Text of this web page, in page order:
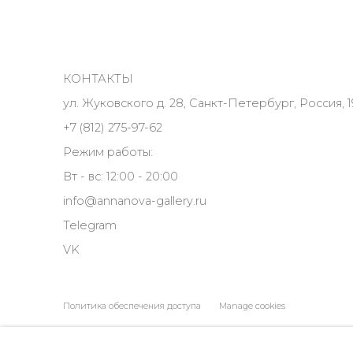
КОНТАКТЫ
ул. Жуковского д. 28, Санкт-Петербург, Россия,
+7 (812) 275-97-62
Режим работы:
Вт - вс: 12:00 - 20:00
info@annanova-gallery.ru
Telegram
VK
Политика обеспечения доступа Manage cookies
COPYRIGHT © 2026 ANNA NOVA GALLERY SITE BY ARTLOGIC